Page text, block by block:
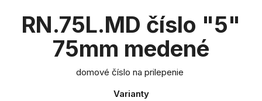
RN.75L.MD číslo "5"
75mm medené
domové číslo na prilepenie
Varianty